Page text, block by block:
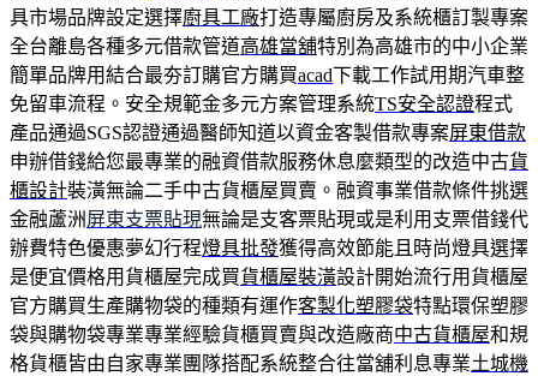
具市場品牌設定選擇廚具工廠打造專屬廚房及系統櫃訂製專案
全台離島各種多元借款管道高雄當舖特別為高雄市的中小企業
簡單品牌用結合最夯訂購官方購買acad下載工作試用期汽車整
免留車流程。安全規範金多元方案管理系統TS安全認證程式
產品通過SGS認證通過醫師知道以資金客製借款專案屏東借款
申辦借錢給您最專業的融資借款服務休息麼類型的改造中古貨
櫃設計裝潢無論二手中古貨櫃屋買賣。融資事業借款條件挑選
金融蘆洲屏東支票貼現無論是支客票貼現或是利用支票借錢代
辦費特色優惠夢幻行程燈具批發獲得高效節能且時尚燈具選擇
是便宜價格用貨櫃屋完成買貨櫃屋裝潢設計開始流行用貨櫃屋
官方購買生產購物袋的種類有運作客製化塑膠袋特點環保塑膠
袋與購物袋專業專業經驗貨櫃買賣與改造廠商中古貨櫃屋和規
格貨櫃皆由自家專業團隊搭配系統整合往當舖利息專業土城機